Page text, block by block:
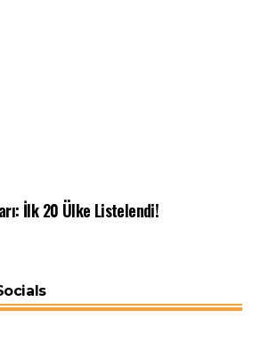
İlk 20 Ülke Listelendi!